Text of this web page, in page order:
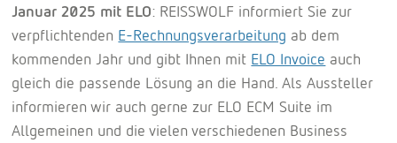
Januar 2025 mit ELO: REISSWOLF informiert Sie zur
verpflichtenden E-Rechnungsverarbeitung ab dem
kommenden Jahr und gibt Ihnen mit ELO Invoice auch
gleich die passende Lösung an die Hand. Als Aussteller
informieren wir auch gerne zur ELO ECM Suite im
Allgemeinen und die vielen verschiedenen Business